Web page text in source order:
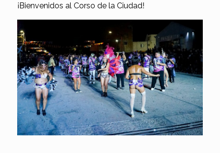
¡Bienvenidos al Corso de la Ciudad!